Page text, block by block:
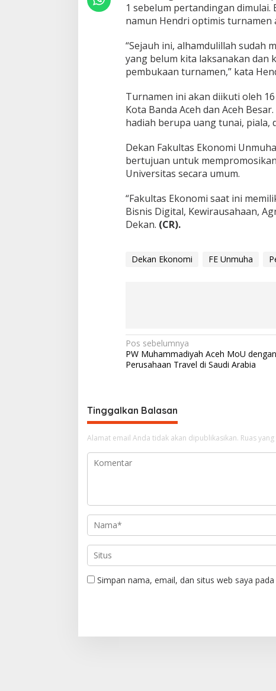
1 sebelum pertandingan
namun Hendri optimis turnamen
“Sejauh ini, alhamdulillah sudah
yang belum kita laksanakan
pembukaan turnamen,” kata
Turnamen ini akan diikuti oleh
Kota Banda Aceh dan Aceh
hadiah berupa uang tunai, piala,
Dekan Fakultas Ekonomi
bertujuan untuk
Universitas secara umum.
“Fakultas Ekonomi saat ini
Bisnis Digital, Kewirausahaan,
Dekan. (CR).
Dekan Ekonomi FE Unmuha
N
a
g
a
s
i
s
Pos sebelumnya
PW Muhammadiyah Aceh MoU dengan
Perusahaan Travel di Saudi Arabia
Tinggalkan Balasan
Alamat email Anda tidak akan dipublikasikan. Ruas
Simpan nama, email, dan situs web saya